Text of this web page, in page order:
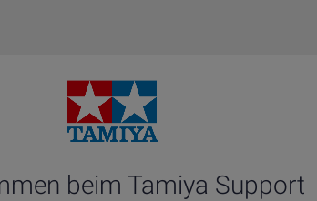
beim Tamiya Support